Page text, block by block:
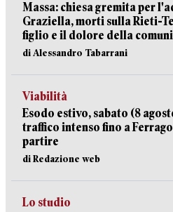
Massa: chiesa gremita per
Graziella, morti sulla Rieti-
figlio e il dolore della
di Alessandro Tabarrani
Viabilità
Esodo estivo, sabato (8
traffico intenso fino a
partire
di Redazione web
Lo studio